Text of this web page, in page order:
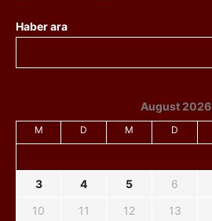
Haber ara
August 2026
M D M D
3
4 5 6
10
11 12 13